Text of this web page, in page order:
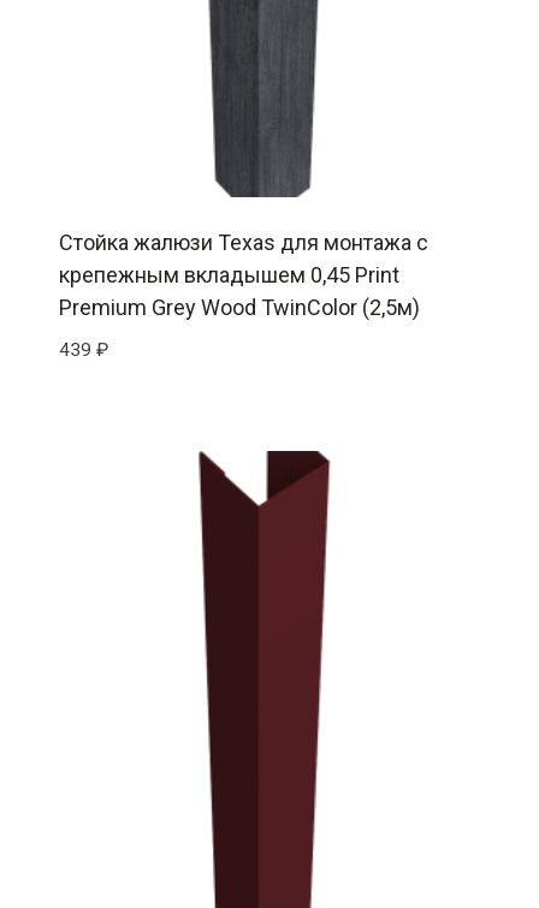
Стойка жалюзи Texas для монтажа с
крепежным вкладышем 0,45 Print
Premium Grey Wood TwinColor (2,5м)
439 ₽